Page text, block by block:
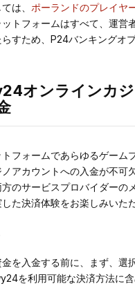
は、 ポーランドのプレイヤ
トフォームはすべて、運営
すため、P24バンキングオ
オンラインカ
フォームであらゆるゲーム
アカウントへの入金が不可
のサービスプロバイダーの
た決済体験をお楽しみいた
を入金する前に、まず、選
を利用可能な決済方法に